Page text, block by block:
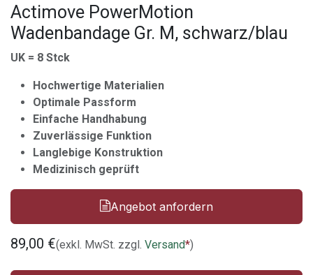
Actimove PowerMotion
Wadenbandage Gr. M, schwarz/blau
UK = 8 Stck
Hochwertige Materialien
Optimale Passform
Einfache Handhabung
Zuverlässige Funktion
Langlebige Konstruktion
Medizinisch geprüft
Angebot anfordern
89,00 €(exkl. MwSt. zzgl. Versand*)